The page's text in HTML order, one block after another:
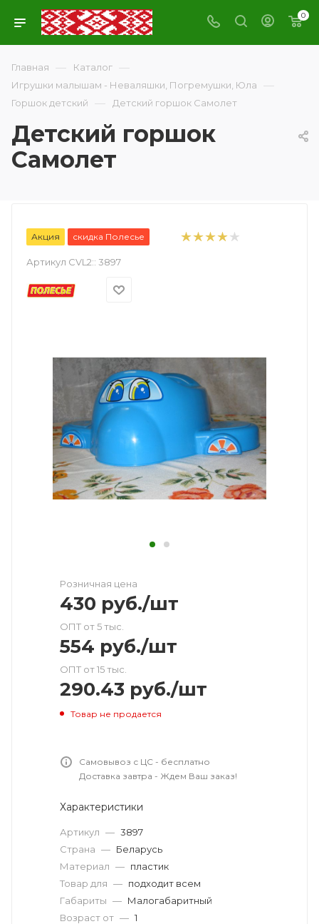
0
Главная — Каталог —
Игрушки малышам - Неваляшки, Погремушки, Юла —
Горшок детский — Детский горшок Самолет
Детский горшок
Самолет
Акция скидка Полесье
Артикул CVL2:: 3897
Розничная цена
430 руб./шт
ОПТ от 5 тыс.
554 руб./шт
ОПТ от 15 тыс.
290.43 руб./шт
Товар не продается
Самовывоз с ЦС - бесплатно
Доставка завтра - Ждем Ваш заказ!
Характеристики
Артикул — 3897
Страна — Беларусь
Материал — пластик
Товар для — подходит всем
Габариты — Малогабаритный
Возраст от — 1